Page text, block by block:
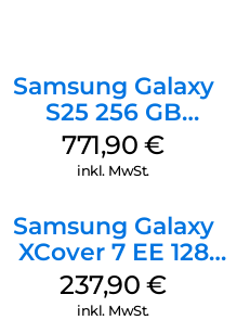
Samsung Galaxy
S25 256 GB
Icyblue
771,90€
inkl. MwSt.
Samsung Galaxy
XCover 7 EE 128
GB Black
237,90€
inkl. MwSt.